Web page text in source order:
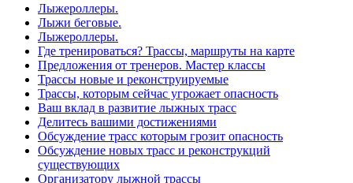
Лыжероллеры.
Лыжи беговые.
Лыжероллеры.
Где тренироваться? Трассы, маршруты на карте
Предложения от тренеров. Мастер классы
Трассы новые и реконструируемые
Трассы, которым сейчас угрожает опасность
Ваш вклад в развитие лыжных трасс
Делитесь вашими достижениями
Обсуждение трасс которым грозит опасность
Обсуждение новых трасс и реконструкций
существующих
Организатору лыжной трассы